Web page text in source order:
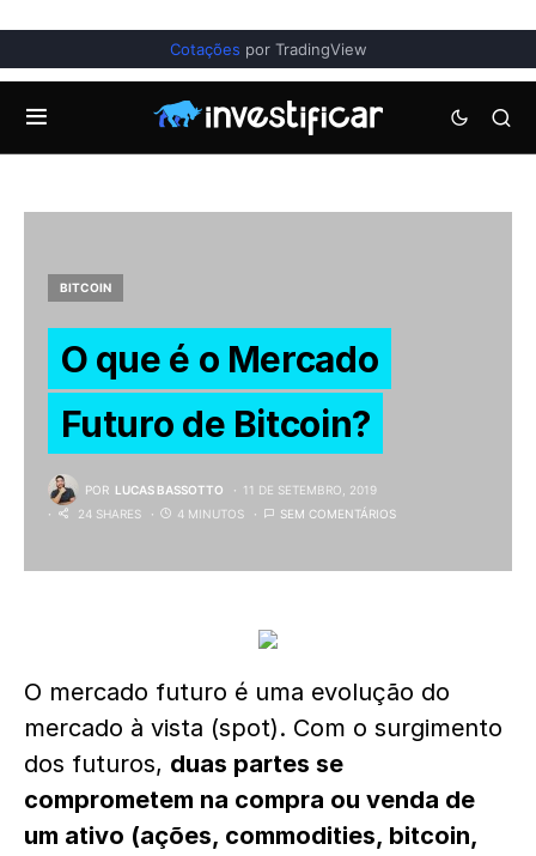
Cotações por TradingView
BITCOIN
O que é o Mercado
Futuro de Bitcoin?
POR LUCAS BASSOTTO
11 DE SETEMBRO, 2019
24 SHARES
4 MINUTOS SEM COMENTÁRIOS
O mercado futuro é uma evolução do
mercado à vista (spot). Com o surgimento
dos futuros, duas partes se
comprometem na compra ou venda de
um ativo (ações, commodities, bitcoin,